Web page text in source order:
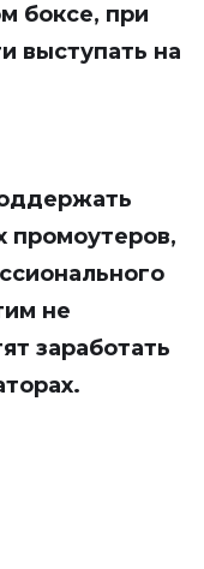
боксе, при
выступать на
промоутеров,
не
заработать